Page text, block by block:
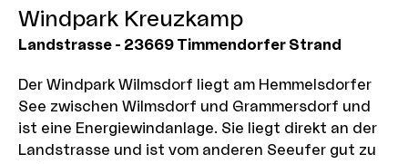
Windpark Kreuzkamp
Landstrasse - 23669 Timmendorfer Strand
Der Windpark Wilmsdorf liegt am Hemmelsdorfer
See zwischen Wilmsdorf und Grammersdorf und
ist eine Energiewindanlage. Sie liegt direkt an der
Landstrasse und ist vom anderen Seeufer gut zu